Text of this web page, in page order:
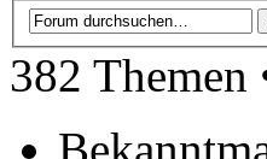
382 Themen